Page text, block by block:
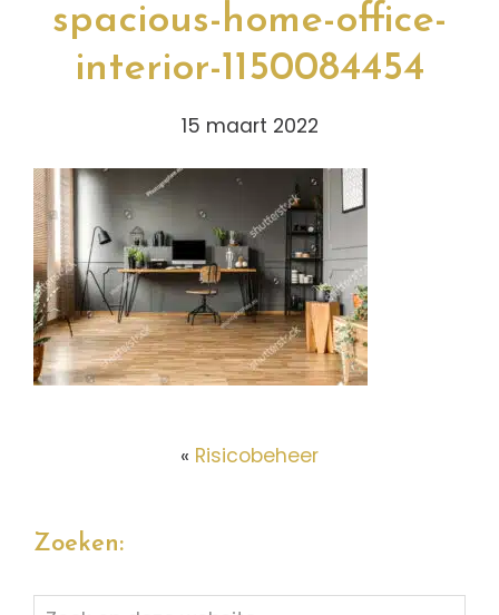
spacious-home-office-
interior-1150084454
15 maart 2022
« Risicobeheer
Zoeken: